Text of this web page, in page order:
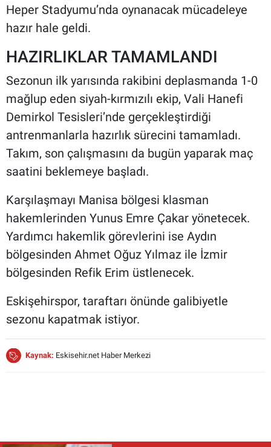
Heper Stadyumu’nda oynanacak mücadeleye
hazır hale geldi.
HAZIRLIKLAR TAMAMLANDI
Sezonun ilk yarısında rakibini deplasmanda 1-0
mağlup eden siyah-kırmızılı ekip, Vali Hanefi
Demirkol Tesisleri’nde gerçekleştirdiği
antrenmanlarla hazırlık sürecini tamamladı.
Takım, son çalışmasını da bugün yaparak maç
saatini beklemeye başladı.
Karşılaşmayı Manisa bölgesi klasman
hakemlerinden Yunus Emre Çakar yönetecek.
Yardımcı hakemlik görevlerini ise Aydın
bölgesinden Ahmet Oğuz Yılmaz ile İzmir
bölgesinden Refik Erim üstlenecek.
Eskişehirspor, taraftarı önünde galibiyetle
sezonu kapatmak istiyor.
Kaynak: Eskisehir.net Haber Merkezi